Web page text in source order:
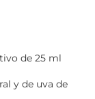
de 25 ml
y de uva de